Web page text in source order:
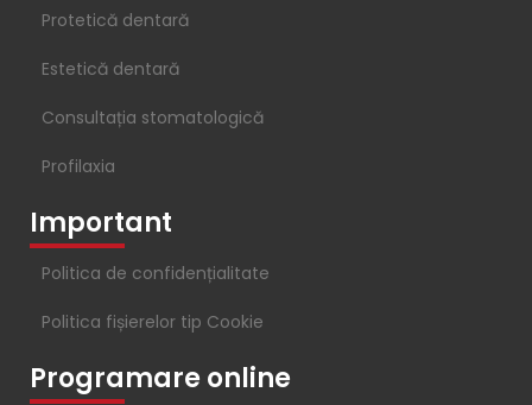
Protetică dentară
Estetică dentară
Consultația stomatologică
Profilaxia
Important
Politica de confidențialitate
Politica fișierelor tip Cookie
Programare online